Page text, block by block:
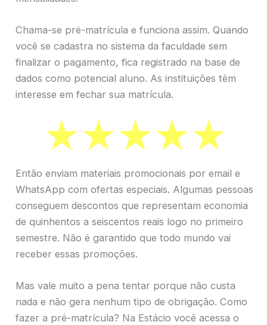
Chama-se pré-matrícula e funciona assim. Quando
você se cadastra no sistema da faculdade sem
finalizar o pagamento, fica registrado na base de
dados como potencial aluno. As instituições têm
interesse em fechar sua matrícula.
Então enviam materiais promocionais por email e
WhatsApp com ofertas especiais. Algumas pessoas
conseguem descontos que representam economia
de quinhentos a seiscentos reais logo no primeiro
semestre. Não é garantido que todo mundo vai
receber essas promoções.
Mas vale muito a pena tentar porque não custa
nada e não gera nenhum tipo de obrigação. Como
fazer a pré-matrícula? Na Estácio você acessa o